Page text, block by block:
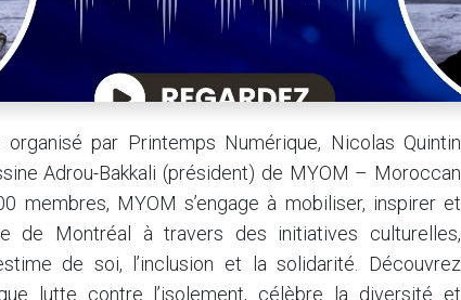
par Printemps Numérique, Nicolas Quintin
Adrou-Bakkali (président) de MYOM – Moroccan
membres, MYOM s’engage à mobiliser, inspirer et
de Montréal à travers des initiatives culturelles,
de soi, l’inclusion et la solidarité. Découvrez
lutte contre l’isolement, célèbre la diversité et